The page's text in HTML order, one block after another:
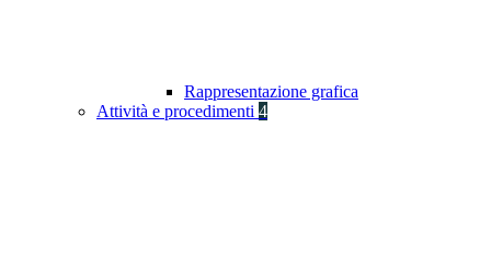
Rappresentazione grafica
Attività e procedimenti 4